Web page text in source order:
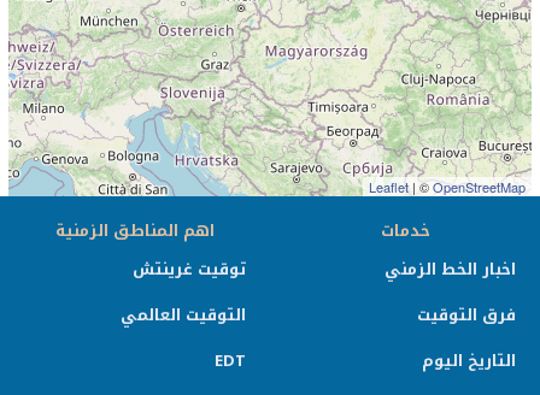
Leaflet | ©OpenStreetMap
خدمات
اخبار الخط الزمني
فرق التوقيت
التاريخ اليوم
اهم المناطق الزمنية
توقيت غرينتش
التوقيت العالمي
EDT